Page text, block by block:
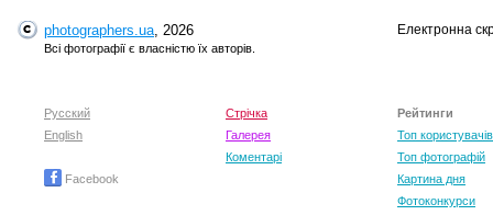
photographers.ua, 2026
Всі фотографії є власністю їх авторів.
Електронна
Русский
English
Facebook
Стрічка
Галерея
Коментарі
Рейтинги
Топ користувачів
Топ фотографій
Картина дня
Фотоконкурси